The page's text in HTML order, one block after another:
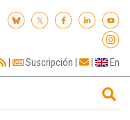
| Suscripción | | En